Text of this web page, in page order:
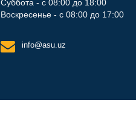
Суббота - с 08:00 до 18:00
Воскресенье - с 08:00 до 17:00
info@asu.uz